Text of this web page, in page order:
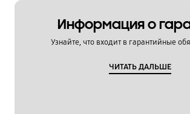
Информация о
Узнайте, что входит в гарантийные
ЧИТАТЬ ДАЛЬШЕ